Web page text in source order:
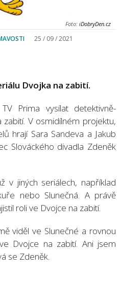
Foto: iDobryDen.cz
25 / 09 / 2021
Dvojka na zabití.
Prima vysílat detektivně-
V osmidílném projektu,
hrají Sara Sandeva a Jakub
Slováckého divadla Zdeněk
v jiných seriálech, například
nebo Slunečná. A právě
roli ve Dvojce na zabití.
viděl ve Slunečné a rovnou
Dvojce na zabití. Ani jsem
se Zdeněk.